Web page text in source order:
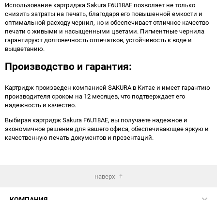
Использование картриджа Sakura F6U18AE позволяет не только
снизить затраты на печать, благодаря его повышенной емкости и
оптимальной расходу чернил, но и обеспечивает отличное качество
печати с живыми и насыщенными цветами. Пигментные чернила
гарантируют долговечность отпечатков, устойчивость к воде и
выцветанию.
Производство и гарантия:
Картридж произведен компанией SAKURA в Китае и имеет гарантию
производителя сроком на 12 месяцев, что подтверждает его
надежность и качество.
Выбирая картридж Sakura F6U18AE, вы получаете надежное и
экономичное решение для вашего офиса, обеспечивающее яркую и
качественную печать документов и презентаций.
наверх